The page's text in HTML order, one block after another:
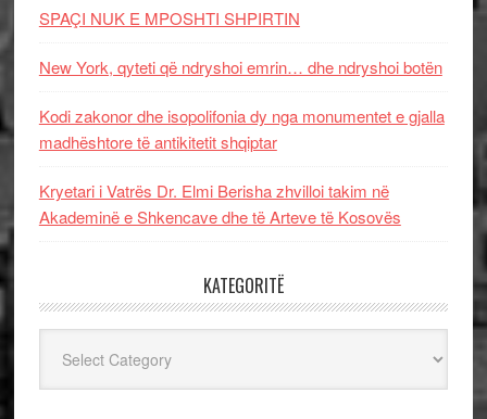
SPAÇI NUK E MPOSHTI SHPIRTIN
New York, qyteti që ndryshoi emrin… dhe ndryshoi botën
Kodi zakonor dhe isopolifonia dy nga monumentet e gjalla
madhështore të antikitetit shqiptar
Kryetari i Vatrës Dr. Elmi Berisha zhvilloi takim në
Akademinë e Shkencave dhe të Arteve të Kosovës
KATEGORITË